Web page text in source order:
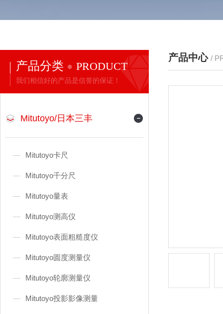
产品分类 PRODUCT
我们相信好的产品是信誉的保证！
Mitutoyo/日本三丰
Mitutoyo卡尺
Mitutoyo千分尺
Mitutoyo量表
Mitutoyo测高仪
Mitutoyo表面粗糙度仪
Mitutoyo圆度测量仪
Mitutoyo轮廓测量仪
Mitutoyo投影影像测量
产品中心 /